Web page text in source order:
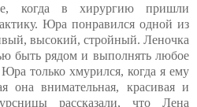
когда в хирургию пришли
Юра понравился одной из
высокий, стройный. Леночка
быть рядом и выполнять любое
только хмурился, когда я ему
она внимательная, красивая и
рассказали, что Лена